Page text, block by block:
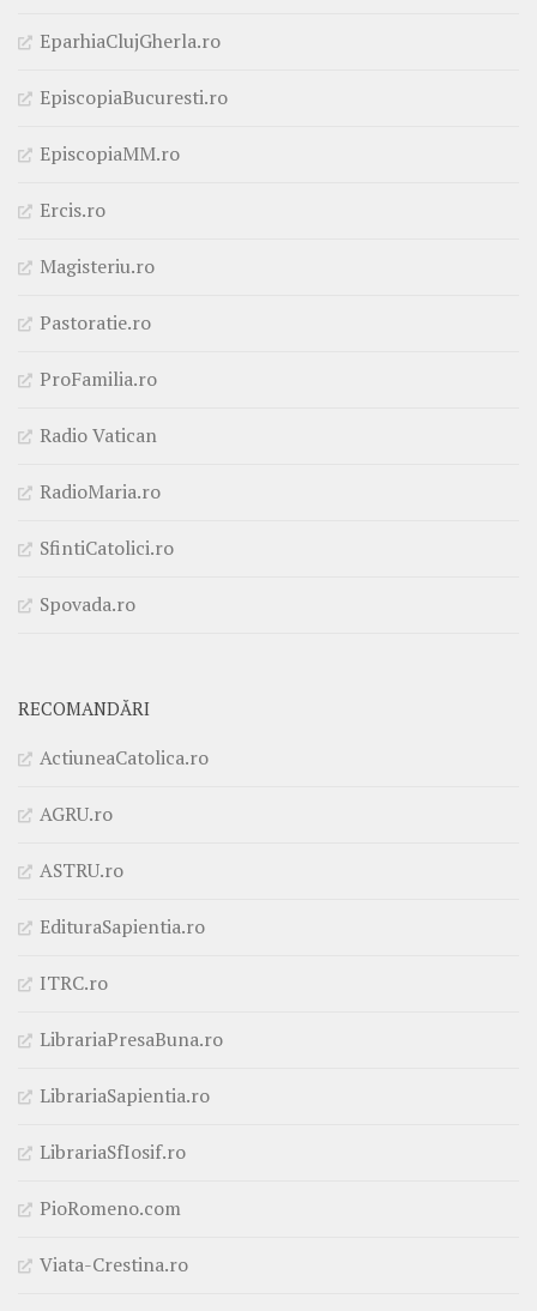
EparhiaClujGherla.ro
EpiscopiaBucuresti.ro
EpiscopiaMM.ro
Ercis.ro
Magisteriu.ro
Pastoratie.ro
ProFamilia.ro
Radio Vatican
RadioMaria.ro
SfintiCatolici.ro
Spovada.ro
RECOMANDĂRI
ActiuneaCatolica.ro
AGRU.ro
ASTRU.ro
EdituraSapientia.ro
ITRC.ro
LibrariaPresaBuna.ro
LibrariaSapientia.ro
LibrariaSfIosif.ro
PioRomeno.com
Viata-Crestina.ro